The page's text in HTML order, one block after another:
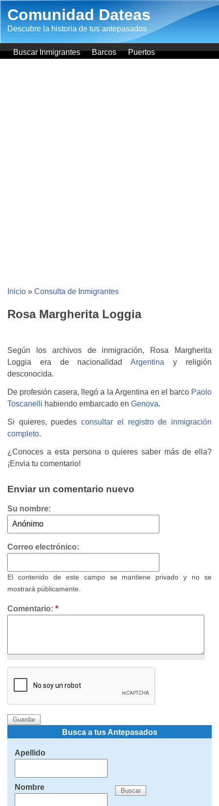
Comunidad Dateas
Descubre la historia de tus antepasados
Buscar Inmigrantes Barcos Puertos
Inicio » Consulta de Inmigrantes
Rosa Margherita Loggia
Según los archivos de inmigración, Rosa Margherita
Loggia era de nacionalidadArgentina y religión
desconocida.
De profesión casera, llegó a la Argentina en el barco Paolo
Toscanelli habiendo embarcado en Genova.
Si quieres, puedesconsultar el registro de inmigración
completo.
¿Conoces a esta persona o quieres saber más de ella?
¡Envia tu comentario!
Enviar un comentario nuevo
Su nombre:
Correo electrónico:
El contenido de este campo se mantiene privado y no se
mostrará públicamente.
Comentario: *
Busca a tus Antepasados
Apellido
Nombre